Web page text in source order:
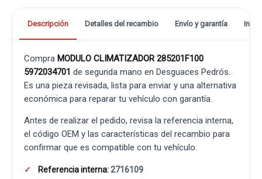
Descripción Detalles del recambio Envío y garantía
Compra MODULO CLIMATIZADOR 285201F100
5972034701 de segunda mano en Desguaces Pedrós.
Es una pieza revisada, lista para enviar y una alternativa
económica para reparar tu vehículo con garantía.
Antes de realizar el pedido, revisa la referencia interna,
el código OEM y las características del recambio para
confirmar que es compatible con tu vehículo.
Referencia interna:2716109